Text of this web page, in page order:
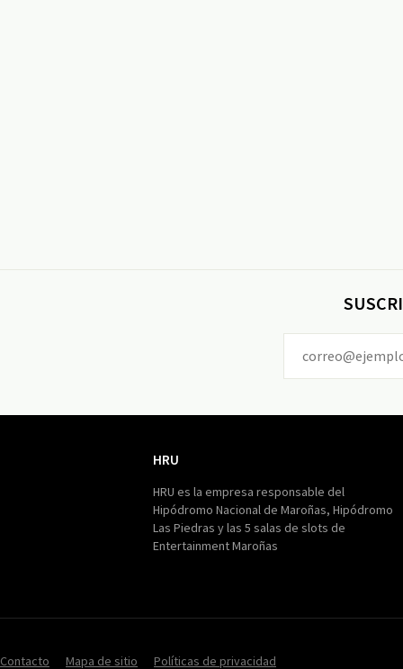
HRU
HRU es la empresa responsable del
Hipódromo Nacional de Maroñas, Hipódromo
Las Piedras y las 5 salas de slots de
Entertainment Maroñas
Contacto Mapa de sitio Políticas de privacidad